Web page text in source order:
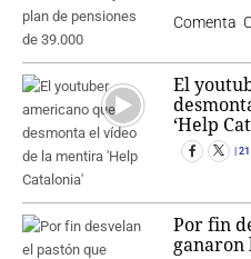
Comenta
El
‘Help
Por fin
ganaron